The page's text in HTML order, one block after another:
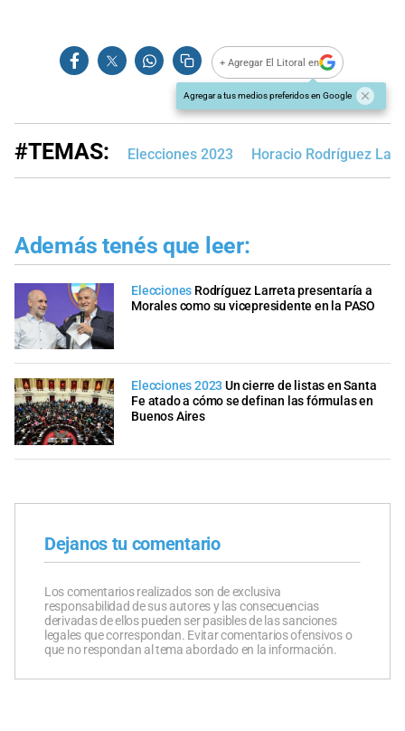
+ Agregar El Litoral en
Agregar a tus medios preferidos en Google
#TEMAS: Elecciones 2023 Horacio Rodríguez
Además tenés que leer:
Elecciones Rodríguez Larreta presentaría a
Morales como su vicepresidente en la PASO
Elecciones 2023Un cierre de listas en Santa
Fe atado a cómo se definan las fórmulas en
Buenos Aires
Dejanos tu comentario
Los comentarios realizados son de exclusiva
responsabilidad de sus autores y las consecuencias
derivadas de ellos pueden ser pasibles de las sanciones
legales que correspondan. Evitar comentarios ofensivos o
que no respondan al tema abordado en la información.